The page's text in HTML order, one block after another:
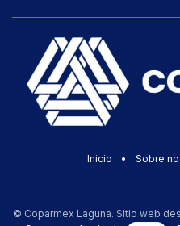
Inicio • Sobre
© Coparmex Laguna. Sitio web